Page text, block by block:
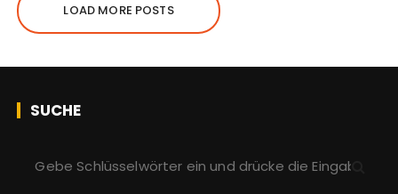
LOAD MORE POSTS
SUCHE